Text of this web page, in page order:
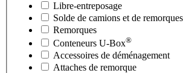
Libre-entreposage
Solde de camions et de remorques
Remorques
Conteneurs U-Box®
Accessoires de déménagement
Attaches de remorque